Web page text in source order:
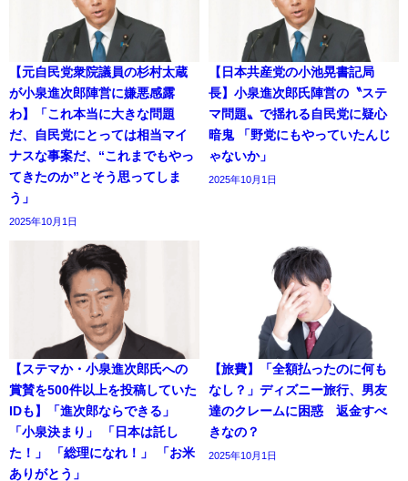
【元自民党衆院議員の杉村太蔵
が小泉進次郎陣営に嫌悪感露
わ】「これ本当に大きな問題
だ、自民党にとっては相当マイ
ナスな事案だ、“これまでもやっ
てきたのか”とそう思ってしま
う」
2025年10月1日
【日本共産党の小池晃書記局
長】小泉進次郎氏陣営の〝ステ
マ問題〟で揺れる自民党に疑心
暗鬼 「野党にもやっていたんじ
ゃないか」
2025年10月1日
【ステマか・小泉進次郎氏への
賞賛を500件以上を投稿していた
IDも】「進次郎ならできる」
「小泉決まり」 「日本は託し
た！」 「総理になれ！」 「お米
ありがとう」
【旅費】「全額払ったのに何も
なし？」ディズニー旅行、男友
達のクレームに困惑 返金すべ
きなの？
2025年10月1日